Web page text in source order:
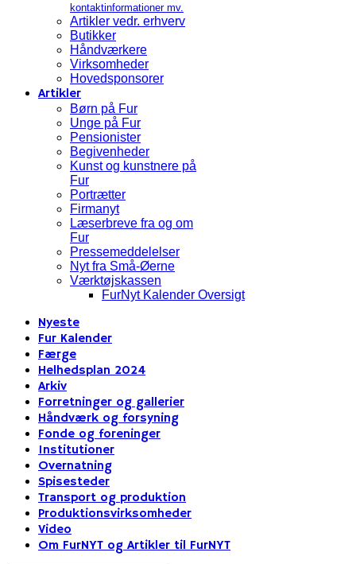
kontaktinformationer mv.
Artikler vedr. erhverv
Butikker
Håndværkere
Virksomheder
Hovedsponsorer
Artikler
Børn på Fur
Unge på Fur
Pensionister
Begivenheder
Kunst og kunstnere på
Fur
Portrætter
Firmanyt
Læserbreve fra og om
Fur
Pressemeddelelser
Nyt fra Små-Øerne
Værktøjskassen
FurNyt Kalender Oversigt
Nyeste
Fur Kalender
Færge
Helhedsplan 2024
Arkiv
Forretninger og gallerier
Håndværk og forsyning
Fonde og foreninger
Institutioner
Overnatning
Spisesteder
Transport og produktion
Produktionsvirksomheder
Video
Om FurNYT og Artikler til FurNYT